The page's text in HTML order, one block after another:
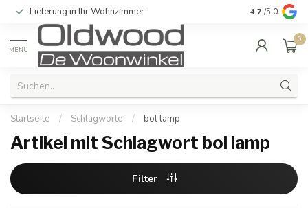
Lieferung in Ihr Wohnzimmer Qualität und
4.7 /5.0
MENU
0
Startseite / Schlagworte / bol lamp
Artikel mit Schlagwort bol lamp
Filter